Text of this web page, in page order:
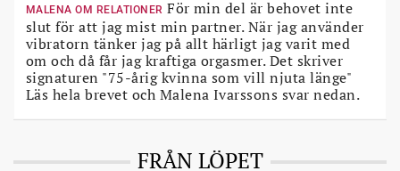
MALENA OM RELATIONER För min del är behovet inte
slut för att jag mist min partner. När jag använder
vibratorn tänker jag på allt härligt jag varit med
om och då får jag kraftiga orgasmer. Det skriver
signaturen "75-årig kvinna som vill njuta länge"
Läs hela brevet och Malena Ivarssons svar nedan.
FRÅN LÖPET